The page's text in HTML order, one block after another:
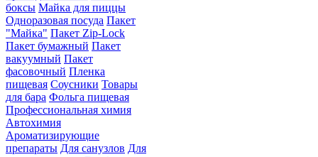
боксы Майка для пиццы
Одноразовая посуда Пакет
"Майка" Пакет Zip-Lock
Пакет бумажный Пакет
вакуумный Пакет
фасовочный Пленка
пищевая Соусники Товары
для бара Фольга пищевая
Профессиональная химия
Автохимия
Ароматизирующие
препараты Для санузлов Для